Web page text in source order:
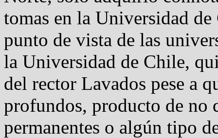
tomas en la Universidad
punto de vista de las
la Universidad de Chile,
del rector Lavados pese a
profundos, producto de no
permanentes o algún tipo